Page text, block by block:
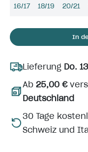
16/17 18/19 20/21
In
Lieferung Do.
Ab 25,00 €
Deutschland
30 Tage
Schweiz und